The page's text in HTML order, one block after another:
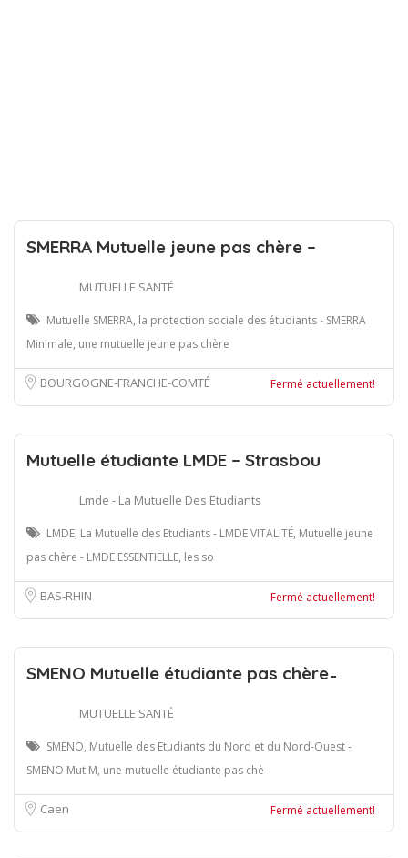
SMERRA Mutuelle jeune pas chère –
MUTUELLE SANTÉ
Mutuelle SMERRA, la protection sociale des étudiants - SMERRA
Minimale, une mutuelle jeune pas chère
BOURGOGNE-FRANCHE-COMTÉ Fermé actuellement!
Mutuelle étudiante LMDE – Strasbou
Lmde - La Mutuelle Des Etudiants
LMDE, La Mutuelle des Etudiants - LMDE VITALITÉ, Mutuelle jeune
pas chère - LMDE ESSENTIELLE, les so
BAS-RHIN Fermé actuellement!
SMENO Mutuelle étudiante pas chère ̵
MUTUELLE SANTÉ
SMENO, Mutuelle des Etudiants du Nord et du Nord-Ouest -
SMENO Mut M, une mutuelle étudiante pas chè
Caen Fermé actuellement!